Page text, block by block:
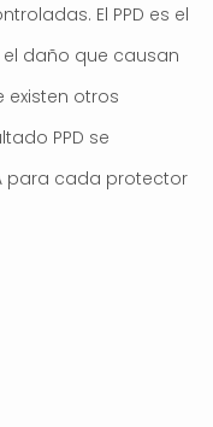
El PPD es el
daño que causan
existen otros
PPD se
para cada protector